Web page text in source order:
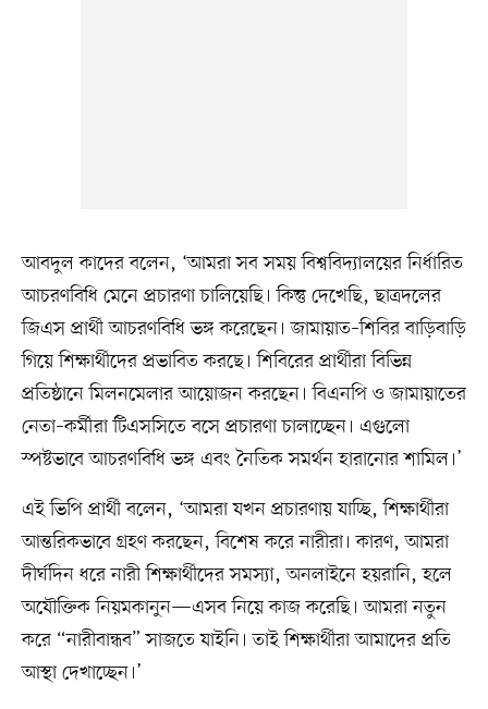
আবদুল কাদের বলেন, ‘আমরা সব সময় বিশ্ববিদ্যালয়ের নির্ধারিত
আচরণবিধি মেনে প্রচারণা চালিয়েছি। কিন্তু দেখেছি, ছাত্রদলের
জিএস প্রার্থী আচরণবিধি ভঙ্গ করেছেন। জামায়াত–শিবির বাড়িবাড়ি
গিয়ে শিক্ষার্থীদের প্রভাবিত করছে। শিবিরের প্রার্থীরা বিভিন্ন
প্রতিষ্ঠানে মিলনমেলার আয়োজন করছেন। বিএনপি ও জামায়াতের
নেতা–কর্মীরা টিএসসিতে বসে প্রচারণা চালাচ্ছেন। এগুলো
স্পষ্টভাবে আচরণবিধি ভঙ্গ এবং নৈতিক সমর্থন হারানোর শামিল।’
এই ভিপি প্রার্থী বলেন, ‘আমরা যখন প্রচারণায় যাচ্ছি, শিক্ষার্থীরা
আন্তরিকভাবে গ্রহণ করছেন, বিশেষ করে নারীরা। কারণ, আমরা
দীর্ঘদিন ধরে নারী শিক্ষার্থীদের সমস্যা, অনলাইনে হয়রানি, হলে
অযৌক্তিক নিয়মকানুন—এসব নিয়ে কাজ করেছি। আমরা নতুন
করে “নারীবান্ধব” সাজতে যাইনি। তাই শিক্ষার্থীরা আমাদের প্রতি
আস্থা দেখাচ্ছেন।’